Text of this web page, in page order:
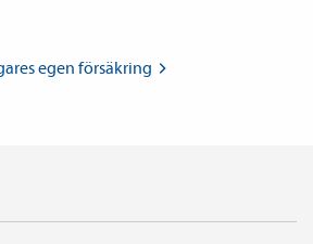
egen försäkring